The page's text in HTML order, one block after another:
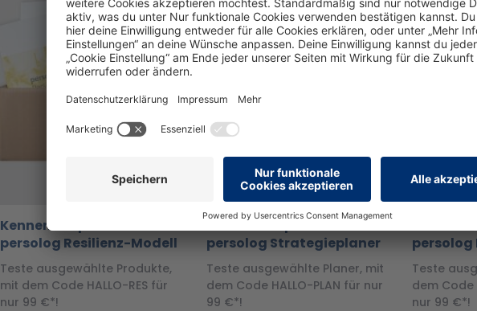
Kennenlernpaket zum
persolog Resilienz-Modell
Teste ausgewählte Produkte,
mit dem Code HALLO-RES für
nur 99 €*!
Kennenlernpaket
persolog Strategieplaner
Teste ausgewählte Planer, mit
dem Code HALLO-PLAN für nur
99 €*!
persolog
Teste
dem Code
nur 99 €*!